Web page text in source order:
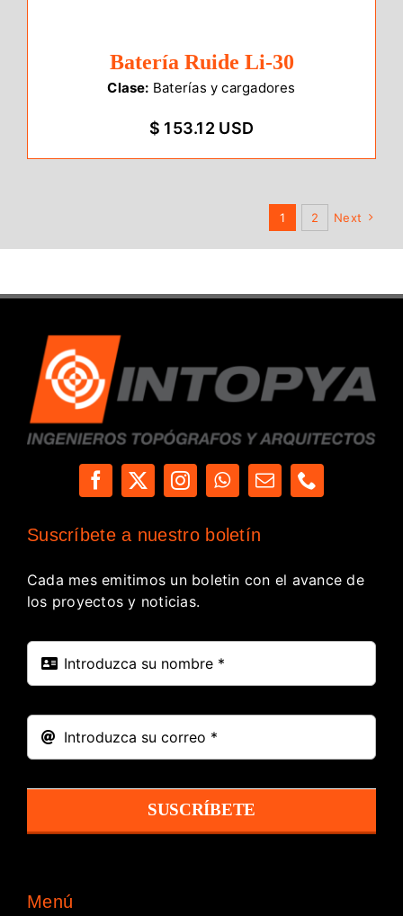
Batería Ruide Li-30
Clase: Baterías y cargadores
$ 153.12 USD
1 2 Next
Suscríbete a nuestro boletín
Cada mes emitimos un boletin con el avance de
los proyectos y noticias.
SUSCRÍBETE
Menú